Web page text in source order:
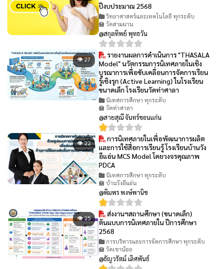
ปีงบประมาณ 2568
วิทยาศาสตร์และเทคโนโลยี ทุกระดับ
🏫 วัดสามผาน
@สกุลทิพย์ พุทธวัน
👁 27
รายงานผลการดำเนินการ "THASALA
Model" นวัตกรรมการนิเทศภายในเชิง
บูรณาการเพื่อขับเคลื่อนการจัดการเรียน
รู้เชิงรุก (Active Learning) ในโรงเรียน
ขนาดเล็ก โรงเรียนวัดท่าศาลา
นิเทศการศึกษา ทุกระดับ
🏫 วัดท่าศาลา
@สายสุณี จันทร์ขอนแก่น
👁 22
การนิเทศภายในเพื่อพัฒนาการผลิต
และการใช้สื่อการเรียนรู้ โรงเรียนบ้านวัง
อีแอ่น MCS Model โดยวงจรคุณภาพ
PDCA
นิเทศการศึกษา ทุกระดับ
🏫 บ้านวังอีแอ่น
@พิมพร พงษ์พานิช
👁 25
ส่งงานฯสถานศึกษา (ขนาดเล็ก)
ต้นแบบการนิเทศภายใน ปีการศึกษา
2568
การบริหารและการจัดการศึกษา ทุกระดับ
🏫 วัดเขาน้อย
@ธัญวรัตม์ เลิศพันธ์